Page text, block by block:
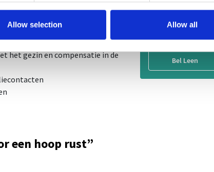
Allow selection Allow all
jullie beiden. Hoe moet de
je uitbesteden? Wat moet je
het gezin en compensatie in de
een hoop rust”
Bel Leen